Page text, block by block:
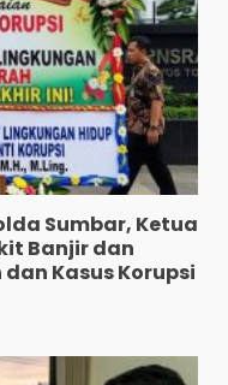
Sumbar, Ketua
Banjir dan
Kasus Korupsi